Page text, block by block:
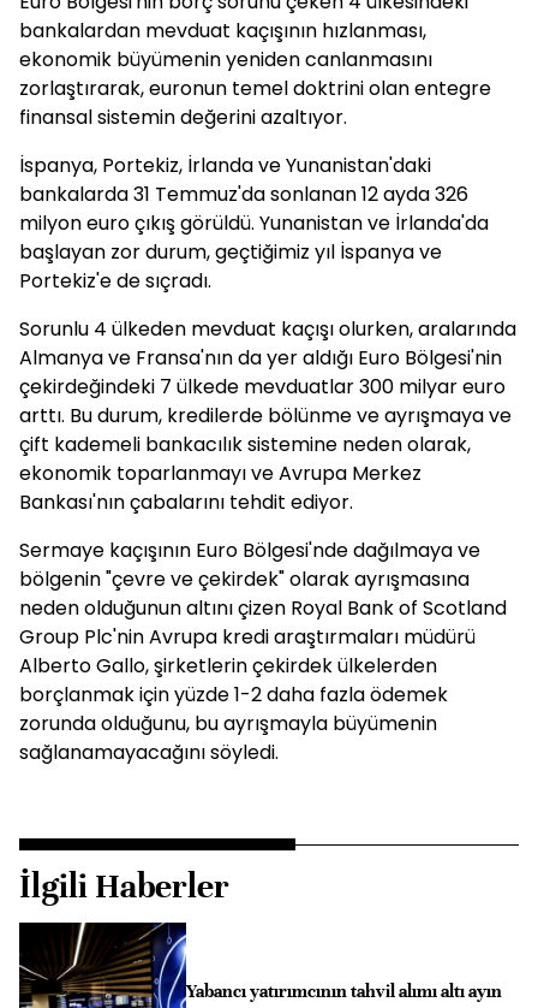
bankalardan mevduat kaçışının hızlanması,
ekonomik büyümenin yeniden canlanmasını
zorlaştırarak, euronun temel doktrini olan entegre
finansal sistemin değerini azaltıyor.
İspanya, Portekiz, İrlanda ve Yunanistan'daki
bankalarda 31 Temmuz'da sonlanan 12 ayda 326
milyon euro çıkış görüldü. Yunanistan ve İrlanda'da
başlayan zor durum, geçtiğimiz yıl İspanya ve
Portekiz'e de sıçradı.
Sorunlu 4 ülkeden mevduat kaçışı olurken, aralarında
Almanya ve Fransa'nın da yer aldığı Euro Bölgesi'nin
çekirdeğindeki 7 ülkede mevduatlar 300 milyar euro
arttı. Bu durum, kredilerde bölünme ve ayrışmaya ve
çift kademeli bankacılık sistemine neden olarak,
ekonomik toparlanmayı ve Avrupa Merkez
Bankası'nın çabalarını tehdit ediyor.
Sermaye kaçışının Euro Bölgesi'nde dağılmaya ve
bölgenin "çevre ve çekirdek" olarak ayrışmasına
neden olduğunun altını çizen Royal Bank of Scotland
Group Plc'nin Avrupa kredi araştırmaları müdürü
Alberto Gallo, şirketlerin çekirdek ülkelerden
borçlanmak için yüzde 1-2 daha fazla ödemek
zorunda olduğunu, bu ayrışmayla büyümenin
sağlanamayacağını söyledi.
İlgili Haberler
Yabancı yatırımcının tahvil alımı altı ayın